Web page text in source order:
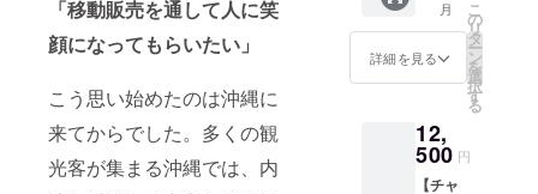
「移動販売を通して人に笑
顔になってもらいたい」
こう思い始めたのは沖縄に
来てからでした。多くの観
光客が集まる沖縄では、内
⑤沖縄
doredor
e? お土
本文中
の《リ
たは電
話
②「dor
e
dore?」
テッ
カー
セット
③ポテ
月
詳細を見る
こ
の
リ
タ
ー
ン
を
選
択
す
る
12,
500 円
【チャ